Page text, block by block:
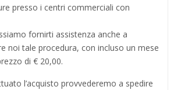
presso i centri commerciali con
fornirti assistenza anche a
noi tale procedura, con incluso un mese
di € 20,00.
l’acquisto provvederemo a spedire